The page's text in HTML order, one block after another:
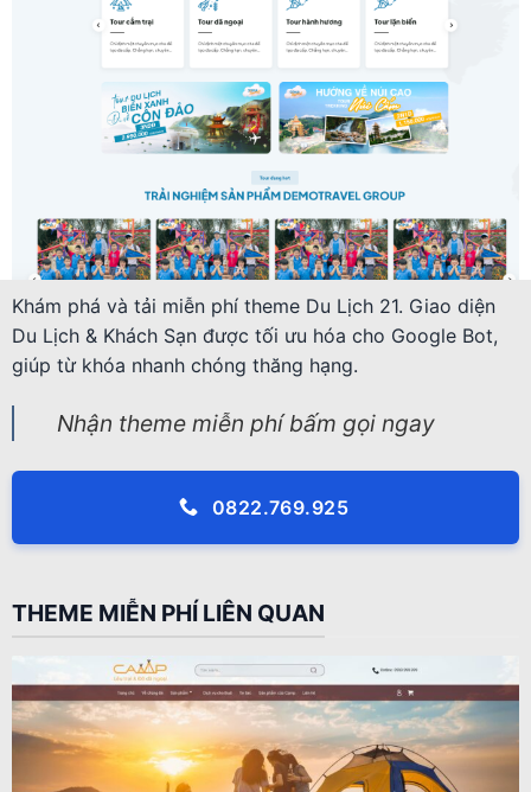
Khám phá và tải miễn phí theme Du Lịch 21. Giao diện
Du Lịch & Khách Sạn được tối ưu hóa cho Google Bot,
giúp từ khóa nhanh chóng thăng hạng.
Nhận theme miễn phí bấm gọi ngay
0822.769.925
THEME MIỄN PHÍ LIÊN QUAN